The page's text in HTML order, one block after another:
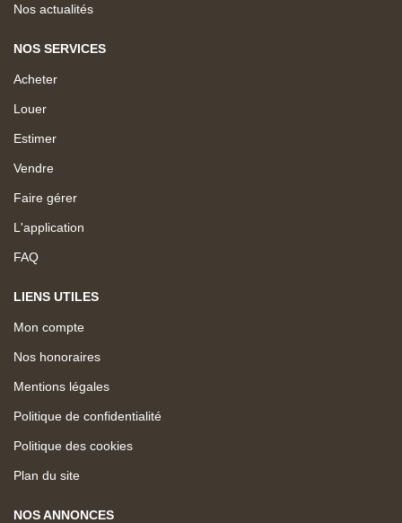
Nos actualités
NOS SERVICES
Acheter
Louer
Estimer
Vendre
Faire gérer
L'application
FAQ
LIENS UTILES
Mon compte
Nos honoraires
Mentions légales
Politique de confidentialité
Politique des cookies
Plan du site
NOS ANNONCES